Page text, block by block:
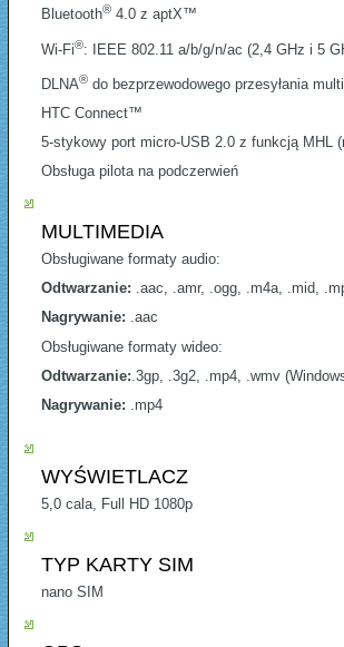
Bluetooth® 4.0 z aptX™
Wi-Fi®: IEEE 802.11 a/b/g/n/ac (2,4 GHz i 5
DLNA® do bezprzewodowego przesyłania
HTC Connect™
5-stykowy port micro-USB 2.0 z funkcją MHL
Obsługa pilota na podczerwień
MULTIMEDIA
Obsługiwane formaty audio:
Odtwarzanie: .aac, .amr, .ogg, .m4a, .mid,
Nagrywanie: .aac
Obsługiwane formaty wideo:
Odtwarzanie:.3gp, .3g2, .mp4, .wmv
Nagrywanie: .mp4
WYŚWIETLACZ
5,0 cala, Full HD 1080p
TYP KARTY SIM
nano SIM